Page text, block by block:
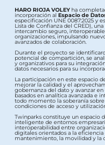
HARO RIOJA VOLEYha
incorporación al Espacio de
especificación UNE 0087:2025 y
Lista de Confianza del CRED),
intercambio seguro,
organizaciones, impulsando
avanzados de colaboración.
Durante el proyecto se
potencial de compartición, se
y organizativos para su
datos necesarios para su
La participación en este espacio
mejorar la calidad y el
gobernanza del dato y avanzar
basados en analítica avanzada e
todo momento la soberanía
condiciones de acceso y
Twinparks constituye un espacio
inteligente de entornos
interoperabilidad entre
digitales orientados a la
mantenimiento, la movilidad y la